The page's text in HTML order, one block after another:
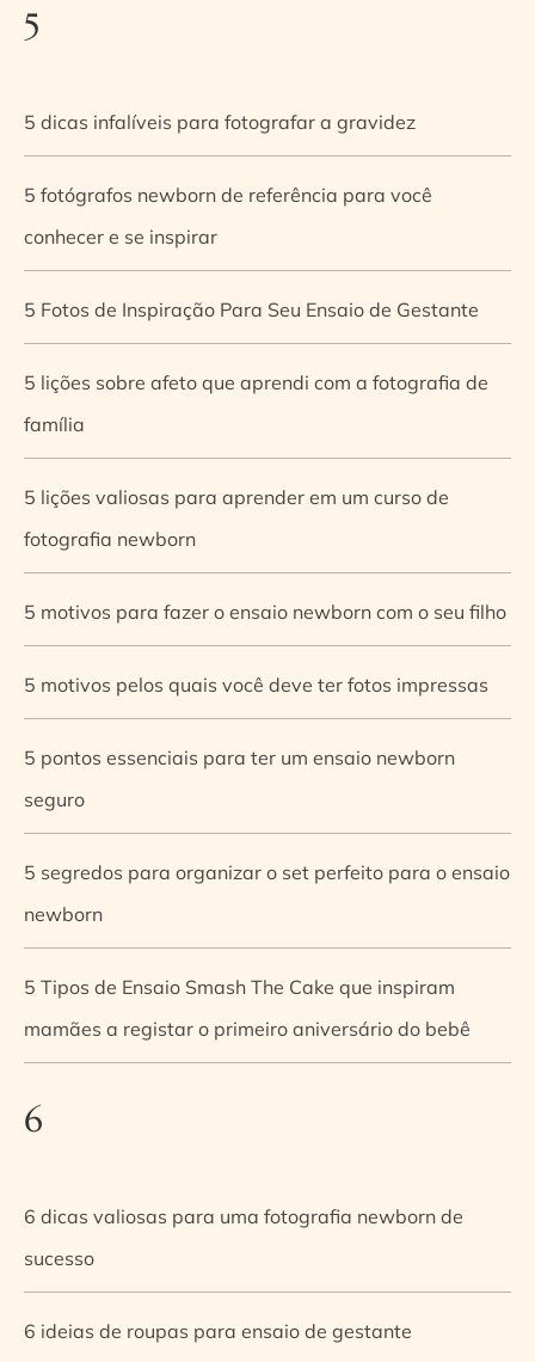
5
5 dicas infalíveis para fotografar a gravidez
5 fotógrafos newborn de referência para você
conhecer e se inspirar
5 Fotos de Inspiração Para Seu Ensaio de Gestante
5 lições sobre afeto que aprendi com a fotografia de
família
5 lições valiosas para aprender em um curso de
fotografia newborn
5 motivos para fazer o ensaio newborn com o seu filho
5 motivos pelos quais você deve ter fotos impressas
5 pontos essenciais para ter um ensaio newborn
seguro
5 segredos para organizar o set perfeito para o ensaio
newborn
5 Tipos de Ensaio Smash The Cake que inspiram
mamães a registar o primeiro aniversário do bebê
6
6 dicas valiosas para uma fotografia newborn de
sucesso
6 ideias de roupas para ensaio de gestante